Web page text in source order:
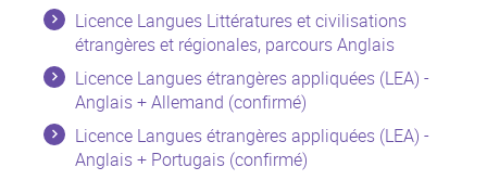
Licence Langues Littératures et civilisations
étrangères et régionales, parcours Anglais
Licence Langues étrangères appliquées (LEA) -
Anglais + Allemand (confirmé)
Licence Langues étrangères appliquées (LEA) -
Anglais + Portugais (confirmé)